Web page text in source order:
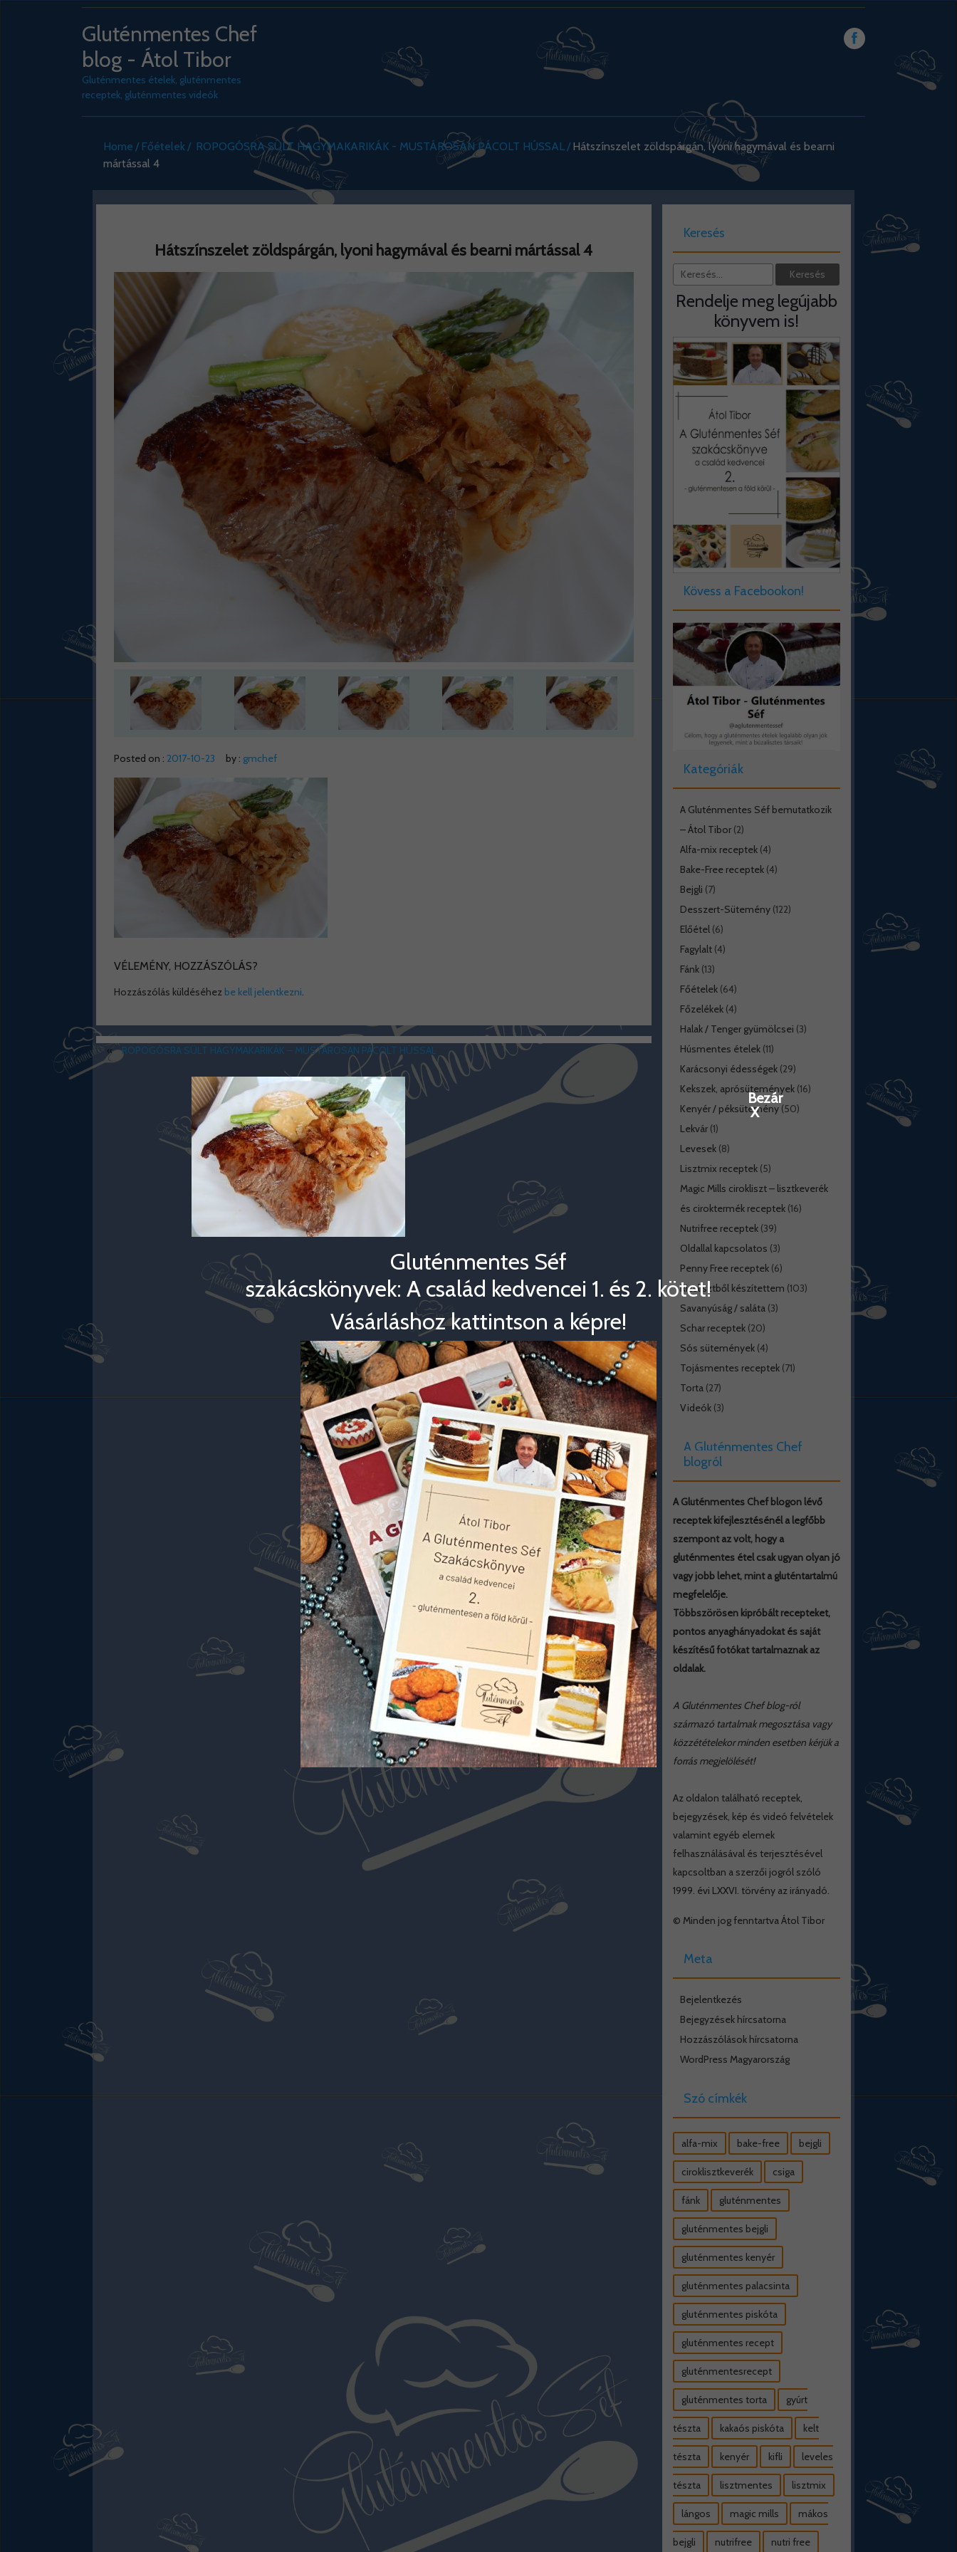
Gluténmentes Chef
blog - Átol Tibor
Gluténmentes ételek, gluténmentes
receptek, gluténmentes videók
Home Főételek ROPOGÓSRA SÜLT HAGYMAKARIKÁK - MUSTÁROSAN PÁCOLT HÚSSAL
Hátszínszelet zöldspárgán, lyoni hagymával és bearni
mártással 4
Hátszínszelet zöldspárgán, lyoni hagymával és bearni mártással 4
Posted on : 2017-10-23 by : gmchef
VÉLEMÉNY, HOZZÁSZÓLÁS?
Hozzászólás küldéséhez be kell jelentkezni
« ROPOGÓSRA SÜLT HAGYMAKARIKÁK – MUSTÁROSAN PÁCOLT HÚSSAL
Keresés
Rendelje meg legújabb
könyvem is!
Kövess a Facebookon!
Kategóriák
A Gluténmentes Séf bemutatkozik
– Átol Tibor(2)
Alfa-mix receptek(4)
Bake-Free receptek(4)
Bejgli (7)
Desszert-Sütemény(122)
Előétel(6)
Fagylalt(4)
Fánk(13)
Főételek(64)
Főzelékek(4)
Halak / Tenger gyümölcsei (3)
Húsmentes ételek(11)
Karácsonyi édességek(29)
Kekszek, aprósütemények(16)
Kenyér / péksütemény(50)
Lekvár(1)
Levesek(8)
Lisztmix receptek(5)
Magic Mills cirokliszt – lisztkeverék
és ciroktermék receptek(16)
Nutrifree receptek(39)
Oldallal kapcsolatos (3)
Penny Free receptek(6)
Rizslisztből készítettem (103)
Savanyúság / saláta(3)
Schar receptek(20)
Sós sütemények(4)
Tojásmentes receptek(71)
Torta(27)
Videók(3)
A Gluténmentes Chef
blogról
A Gluténmentes Chef blogon lévő
receptek kifejlesztésénél a legfőbb
szempont az volt, hogy a
gluténmentes étel csak ugyan olyan jó
vagy jobb lehet, mint a gluténtartalmú
megfelelője.
Többszörösen kipróbált recepteket,
pontos anyaghányadokat és saját
készítésű fotókat tartalmaznak az
oldalak.
A Gluténmentes Chef blog-ról
származó tartalmak megosztása vagy
közzétételekor minden esetben kérjük a
forrás megjelölését!
Az oldalon található receptek,
bejegyzések, kép és videó felvételek
valamint egyéb elemek
felhasználásával és terjesztésével
kapcsoltban a szerzői jogról szóló
1999. évi LXXVI. törvény az irányadó.
© Minden jog fenntartva Átol Tibor
Meta
Bejelentkezés
Bejegyzések hírcsatorna
Hozzászólások hírcsatorna
WordPress Magyarország
Szó címkék
alfa-mix bake-free bejgli
ciroklisztkeverék csiga
fánk gluténmentes
gluténmentes bejgli
gluténmentes kenyér
gluténmentes palacsinta
gluténmentes piskóta
gluténmentes recept
gluténmentesrecept
gluténmentes torta gyúrt
tészta kakaós piskóta kelt
tészta kenyér kifli leveles
tészta lisztmentes lisztmix
lángos magic mills mákos
bejgli nutrifree nutri free
Gluténmentes Séf
szakácskönyvek: A család kedvencei 1. és 2. kötet!
Vásárláshoz kattintson a képre!
Bezár
X